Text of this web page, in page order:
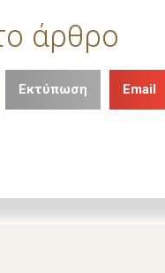
άρθρο
Εκτύπωση Email